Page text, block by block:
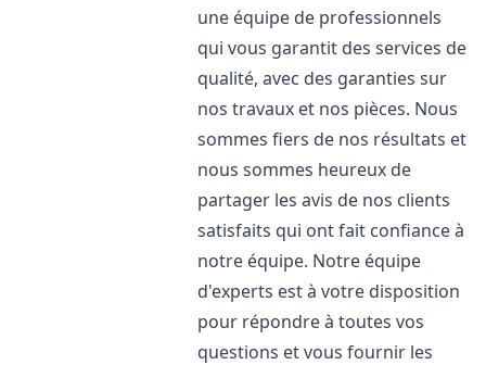
une équipe de professionnels
qui vous garantit des services de
qualité, avec des garanties sur
nos travaux et nos pièces. Nous
sommes fiers de nos résultats et
nous sommes heureux de
partager les avis de nos clients
satisfaits qui ont fait confiance à
notre équipe. Notre équipe
d'experts est à votre disposition
pour répondre à toutes vos
questions et vous fournir les